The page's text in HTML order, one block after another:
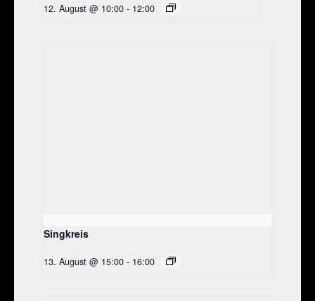
12. August @ 10:00 - 12:00
Singkreis
13. August @ 15:00 - 16:00